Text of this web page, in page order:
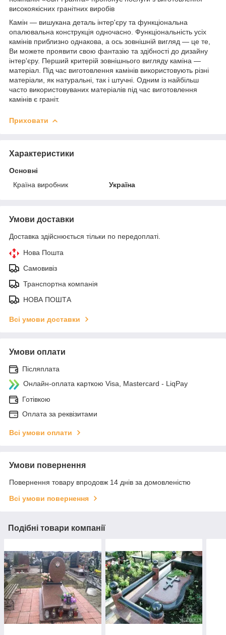
високоякісних гранітних виробів
Камін — вишукана деталь інтер'єру та функціональна
опалювальна конструкція одночасно. Функціональність усіх
камінів приблизно однакова, а ось зовнішній вигляд — це те,
Ви можете проявити свою фантазію та здібності до дизайну
інтер'єру. Перший критерій зовнішнього вигляду каміна —
матеріал. Під час виготовлення камінів використовують різні
матеріали, як натуральні, так і штучні. Одним із найбільш
часто використовуваних матеріалів під час виготовлення
камінів є граніт.
Приховати
Характеристики
Основні
Країна виробник
Україна
Умови доставки
Доставка здійснюється тільки по передоплаті.
Нова Пошта
Самовивіз
Транспортна компанія
НОВА ПОШТА
Всі умови доставки
Умови оплати
Післяплата
Онлайн-оплата карткою Visa, Mastercard - LiqPay
Готівкою
Оплата за реквізитами
Всі умови оплати
Умови повернення
Повернення товару впродовж 14 днів за домовленістю
Всі умови повернення
Подібні товари компанії